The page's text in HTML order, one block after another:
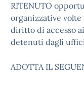
RITENUTO
organizzative
diritto di accesso
detenuti dagli
ADOTTA IL